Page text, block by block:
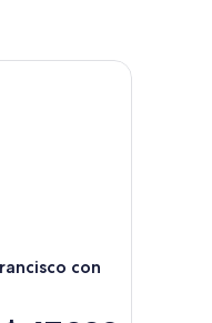
con
con guía oficial